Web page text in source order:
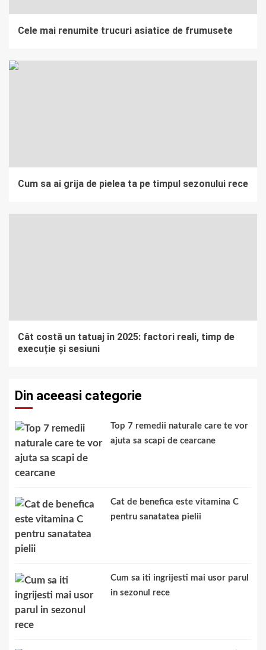
Cele mai renumite trucuri asiatice de frumusete
Cum sa ai grija de pielea ta pe timpul sezonului rece
Cât costă un tatuaj în 2025: factori reali, timp de
execuție și sesiuni
Din aceeasi categorie
Top 7 remedii naturale care te vor
ajuta sa scapi de cearcane
Cat de benefica este vitamina C
pentru sanatatea pielii
Cum sa iti ingrijesti mai usor parul
in sezonul rece